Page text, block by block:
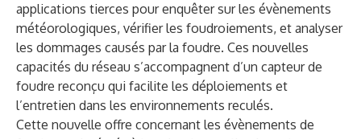
applications tierces pour enquêter sur les évènements
météorologiques, vérifier les foudroiements, et analyser
les dommages causés par la foudre. Ces nouvelles
capacités du réseau s’accompagnent d’un capteur de
foudre reconçu qui facilite les déploiements et
l’entretien dans les environnements reculés.
Cette nouvelle offre concernant les évènements de